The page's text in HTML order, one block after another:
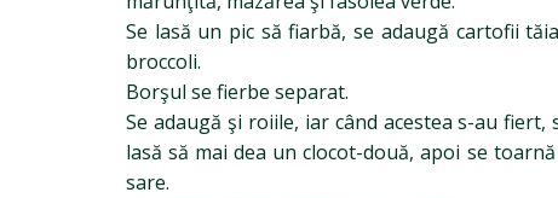
Se lasă un pic să fiarbă, se adaugă cartofii
broccoli.
Borşul se fierbe separat.
Se adaugă şi roiile, iar când acestea s-au
lasă să mai dea un clocot-două, apoi se
sare.